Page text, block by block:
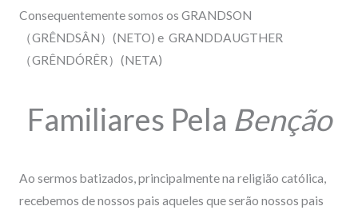
Consequentemente somos os GRANDSON
（GRÊNDSÂN） (NETO) e GRANDDAUGTHER
（GRÊNDÓRÊR） (NETA)
Familiares Pela Benção
Ao sermos batizados, principalmente na religião católica,
recebemos de nossos pais aqueles que serão nossos pais